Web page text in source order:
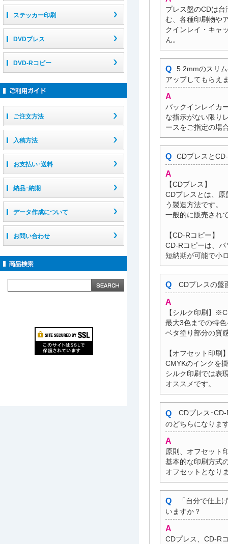
ステッカー印刷
DVDプレス
DVD-Rコピー
ご注文方法
入稿方法
お支払い･送料
納品･納期
データ作成について
お問い合わせ
プレス盤のCDは
む、各種印刷物や
クインレイ・キャ
ん。
5.2mmのスリ
アップしてもらえ
バックインレイカ
な指示がない限り
ースをご指定の場
CDプレスと
【CDプレス】
CDプレスとは、
う製造方法です。
一般的に販売され
【CD-Rコピー】
CD-Rコピーは、
短納期が可能で小
CDプレスの盤
【シルク印刷】
最大3色までの特
ベタ塗り部分の質
【オフセット印
CMYKのインクを
シルク印刷では表
オススメです。
CDプレス･
のどちらになりま
原則、オフセット
基本的な印刷方式
オフセットとなり
「自分で仕上
いますか？
CDプレス、CD-R